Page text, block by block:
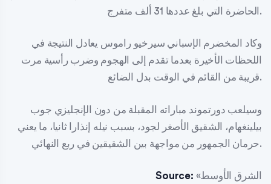
الحاضرة التي بلغ عددها 31 ألف متفرج.
وكاد المخضرم الإسباني سيرخيو راموس يعادل النتيجة في
اللحظات الأخيرة بعدما تقدم إلى الهجوم وضرب رأسية مرت
قريبة من القائم في الوقت بدل الضائع.
وسيلعب دورتموند مباراته المقبلة من دون الإنجليزي جوب
بيلينغهام، الشقيق الأصغر لجود، بسبب نيله إنذارا ثانيا، ما يعني
حرمان الجمهور من مواجهة بين الشقيقين في ربع النهائي.
Source: «الشرق الأوسط